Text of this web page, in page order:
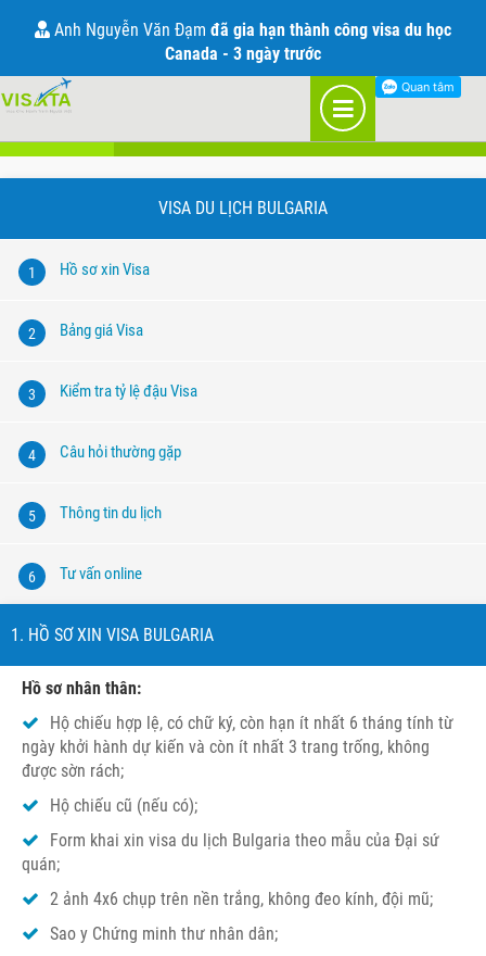
Visa đi Bulgaria
VISA DU LỊCH BULGARIA
1 Hồ sơ xin Visa
2 Bảng giá Visa
3 Kiểm tra tỷ lệ đậu Visa
4 Câu hỏi thường gặp
5 Thông tin du lịch
6 Tư vấn online
1. HỒ SƠ XIN VISA BULGARIA
Hồ sơ nhân thân:
Hộ chiếu hợp lệ, có chữ ký, còn hạn ít nhất 6 tháng tính từ
ngày khởi hành dự kiến và còn ít nhất 3 trang trống, không
được sờn rách;
Hộ chiếu cũ (nếu có);
Form khai xin visa du lịch Bulgaria theo mẫu của Đại sứ
quán;
2 ảnh 4x6 chụp trên nền trắng, không đeo kính, đội mũ;
Sao y Chứng minh thư nhân dân;
Anh Nguyễn Văn Đạm đã gia hạn thành công visa du học
Canada - 3 ngày trước